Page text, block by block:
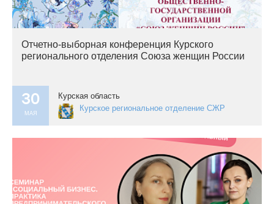
Отчетно-выборная конференция Курского
регионального отделения Союза женщин России
30
МАЯ
Курская область
Курское региональное отделение СЖР